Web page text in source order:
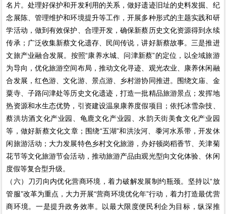
名片。处理好保护和开发利用的关系，做好遗迹旧址的史料发掘、纪
念展陈、管理维护和环境提升等工作，开展多种形式的主题实践和研
学活动，做到有效保护、合理开发，确保新蔡历史文化资源得到永续
传承；广泛收集新蔡文化遗存、民间传说，讲好新蔡故事。三是推进
文旅产业融合发展。按照“康养水城、问津新蔡”的定位，以全域旅游
为导向，优化旅游空间布局，推动文化寻迹、观光农业、康养休闲融
合发展，红色游、文化游、景点游、乡村游协同推进。围绕文庙、金
粟寺、子路问津处等历史文化遗迹，打造一批精品旅游景点；发挥地
热资源和水生态优势，引资建设温泉康养度假项目；依托冰雪杂技、
蔡洪坊酒文化产业园、龟鹿文化产业园、水韵天街美食文化产业园
等，做好新蔡文化文章；围绕“五湖”和洪汝河、黍河水系带，开发休
闲旅游活动；大力发展特色乡村文化旅游，办好顿岗稻香节、关津菊
花节等文化旅游节会活动，推动旅游产品由观光型向文化体验、休闲
度假等复合型升级。
（六）刀刃向内优化营商环境，着力破解发展制约瓶颈。坚持以“放
管服”改革为重点，大力开展“营商环境优化年”行动，着力打造最优营
商环境。一是提升政务效率。以最大限度便民利企为目标，纵深推